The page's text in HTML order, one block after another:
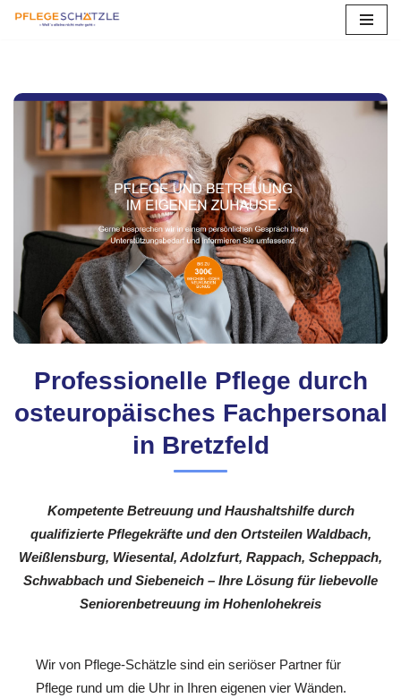
springen
Professionelle Pflege durch
osteuropäisches Fachpersonal
in Bretzfeld
Kompetente Betreuung und Haushaltshilfe durch
qualifizierte Pflegekräfte und den Ortsteilen Waldbach,
Weißlensburg, Wiesental, Adolzfurt, Rappach, Scheppach,
Schwabbach und Siebeneich – Ihre Lösung für liebevolle
Seniorenbetreuung im Hohenlohekreis
Wir von Pflege-Schätzle sind ein seriöser Partner für
Pflege rund um die Uhr in Ihren eigenen vier Wänden.